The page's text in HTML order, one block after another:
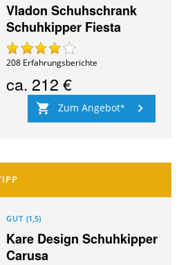
Vladon Schuhschrank
Schuhkipper Fiesta
208 Erfahrungsberichte
ca. 212 €
Zum Angebot
GUT (1,5)
Kare Design Schuhkipper
Carusa